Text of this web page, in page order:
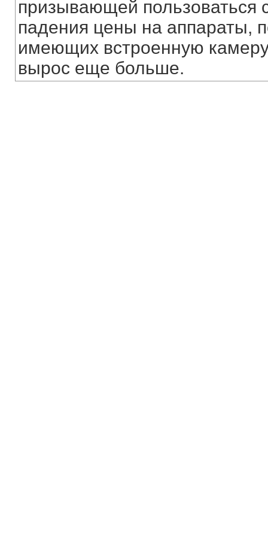
призывающей пользоваться
падения цены на аппараты,
имеющих встроенную
вырос еще больше.